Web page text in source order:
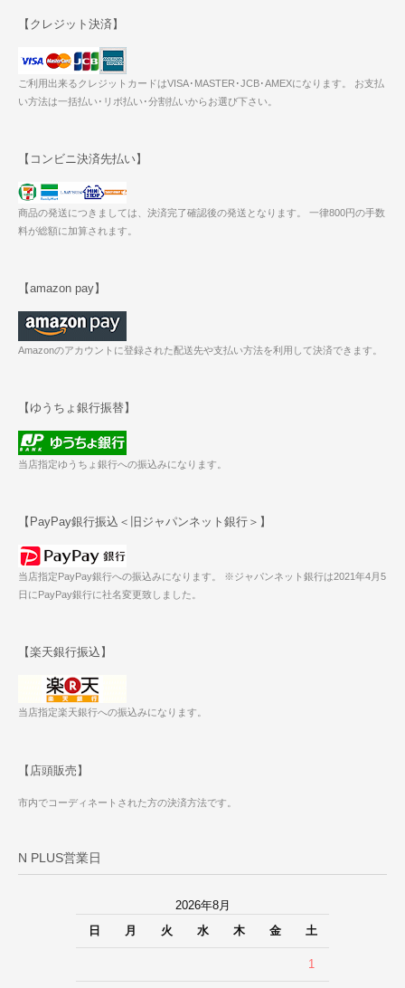
【クレジット決済】
ご利用出来るクレジットカードはVISA･MASTER･JCB･AMEXになります。 お支払
い方法は一括払い･リボ払い･分割払いからお選び下さい。
【コンビニ決済先払い】
商品の発送につきましては、決済完了確認後の発送となります。 一律800円の手数
料が総額に加算されます。
【amazon pay】
Amazonのアカウントに登録された配送先や支払い方法を利用して決済できます。
【ゆうちょ銀行振替】
当店指定ゆうちょ銀行への振込みになります。
【PayPay銀行振込＜旧ジャパンネット銀行＞】
当店指定PayPay銀行への振込みになります。 ※ジャパンネット銀行は2021年4月5
日にPayPay銀行に社名変更致しました。
【楽天銀行振込】
当店指定楽天銀行への振込みになります。
【店頭販売】
市内でコーディネートされた方の決済方法です。
N PLUS営業日
2026年8月
日
月 火 水 木 金 土
1